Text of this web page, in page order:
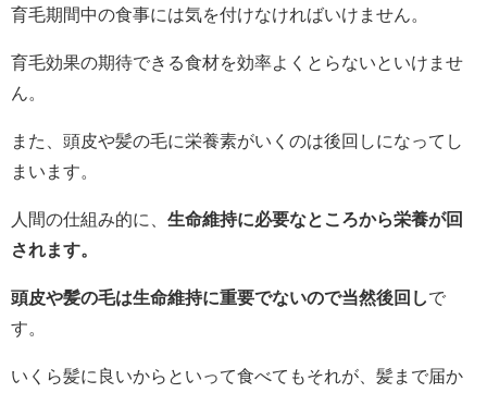
育毛期間中の食事には気を付けなければいけません。
育毛効果の期待できる食材を効率よくとらないといけませ
ん。
また、頭皮や髪の毛に栄養素がいくのは後回しになってし
まいます。
人間の仕組み的に、 生命維持に必要なところから栄養が回
されます。
頭皮や髪の毛は生命維持に重要でないので当然後回しで
す。
いくら髪に良いからといって食べてもそれが、髪まで届か